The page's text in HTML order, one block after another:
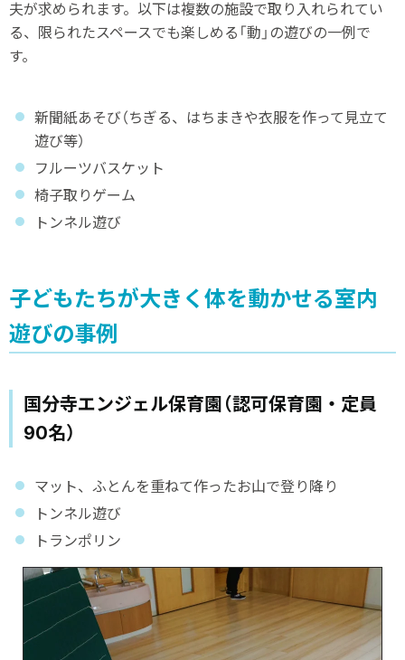
夫が求められます。以下は複数の施設で取り入れられてい
る、限られたスペースでも楽しめる「動」の遊びの一例で
す。
新聞紙あそび（ちぎる、はちまきや衣服を作って見立て
遊び等）
フルーツバスケット
椅子取りゲーム
トンネル遊び
子どもたちが大きく体を動かせる室内
遊びの事例
国分寺エンジェル保育園（認可保育園・定員
90名）
マット、ふとんを重ねて作ったお山で登り降り
トンネル遊び
トランポリン